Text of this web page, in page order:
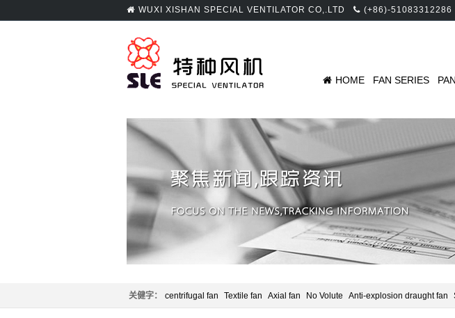
WUXI XISHAN SPECIAL VENTILATOR CO,.LTD (+86)-51083312286
HOME FAN SERIES
关健字： centrifugal fan Textile fan Axial fan No Volute Anti-explosion draught fan